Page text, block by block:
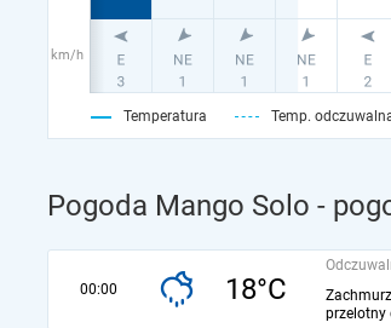
km/h
Temperatura Temp.
Pogoda Mango Solo -
00:00 18°C
przelotny